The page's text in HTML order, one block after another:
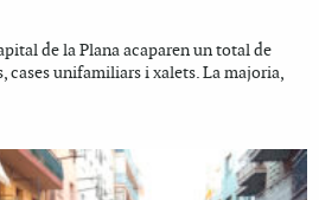
de la Plana acaparen un total de
cases unifamiliars i xalets. La majoria,